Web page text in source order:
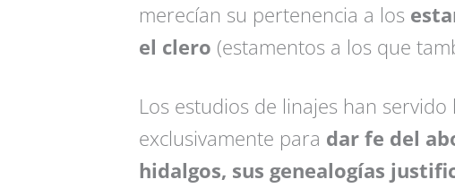
merecían su pertenencia a los
el clero (estamentos a los que
Los estudios de linajes han servido
exclusivamente para dar fe del
hidalgos, sus genealogías